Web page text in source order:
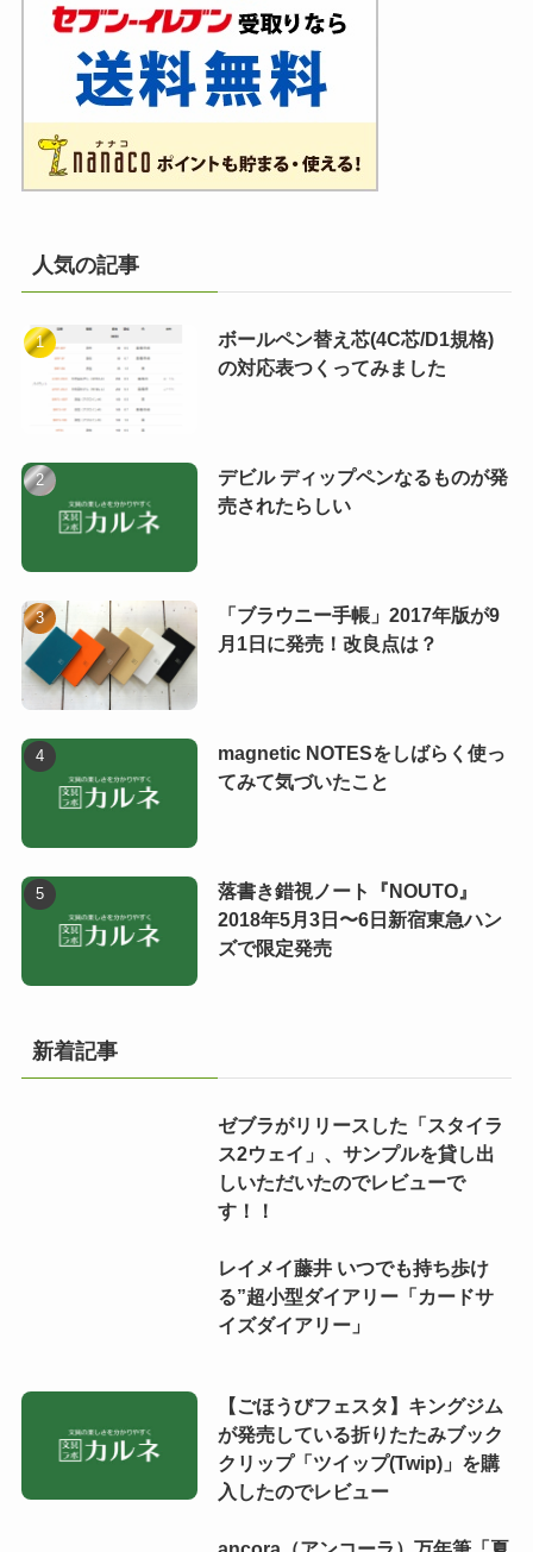
人気の記事
ボールペン替え芯(4C芯/D1規格)
の対応表つくってみました
デビル ディップペンなるものが発
売されたらしい
「ブラウニー手帳」2017年版が9
月1日に発売！改良点は？
magnetic NOTESをしばらく使っ
てみて気づいたこと
落書き錯視ノート『NOUTO』
2018年5月3日〜6日新宿東急ハン
ズで限定発売
新着記事
ゼブラがリリースした「スタイラ
ス2ウェイ」、サンプルを貸し出
しいただいたのでレビューで
す！！
レイメイ藤井 いつでも持ち歩け
る”超小型ダイアリー「カードサ
イズダイアリー」
【ごほうびフェスタ】キングジム
が発売している折りたたみブック
クリップ「ツイップ(Twip)」を購
入したのでレビュー